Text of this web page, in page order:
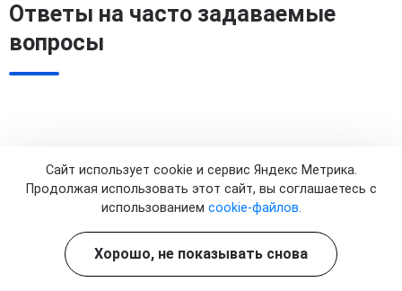
Ответы на часто задаваемые
вопросы
Магнезией?
Капельница с магнезией применяется при нарушениях
работы сосудистой и нервной системы, отеках,
повышенном давлении, судорогах, спазмах мышц. Ее
назначают при позднем токсикозе во время
Как Магнезия влияет на сердечно-
сосудистую систему при внутривенном
Сайт использует cookie и сервис Яндекс Метрика.
Продолжая использовать этот сайт, вы соглашаетесь с
использованием cookie-файлов.
Хорошо, не показывать снова